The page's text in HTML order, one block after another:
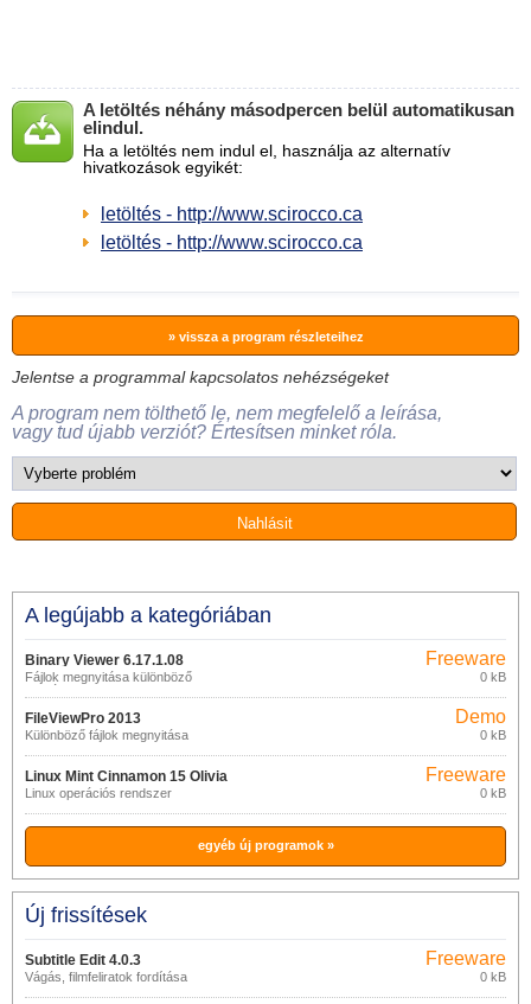
A letöltés néhány másodpercen belül automatikusan
elindul.
Ha a letöltés nem indul el, használja az alternatív
hivatkozások egyikét:
letöltés - http://www.scirocco.ca
letöltés - http://www.scirocco.ca
» vissza a program részleteihez
Jelentse a programmal kapcsolatos nehézségeket
A program nem tölthető le, nem megfelelő a leírása,
vagy tud újabb verziót? Értesítsen minket róla.
A legújabb a kategóriában
Binary Viewer 6.17.1.08
Fájlok megnyitása különböző
formátumokban
Freeware
0 kB
FileViewPro 2013
Különböző fájlok megnyitása
Demo
0 kB
Linux Mint Cinnamon 15 Olivia
Linux operációs rendszer
Freeware
0 kB
egyéb új programok »
Új frissítések
Subtitle Edit 4.0.3
Vágás, filmfeliratok fordítása
Freeware
0 kB